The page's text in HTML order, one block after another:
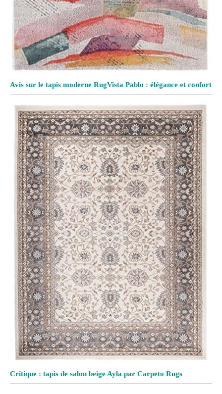
Avis sur le tapis moderne RugVista Pablo : élégance et confort
Critique : tapis de salon beige Ayla par Carpeto Rugs